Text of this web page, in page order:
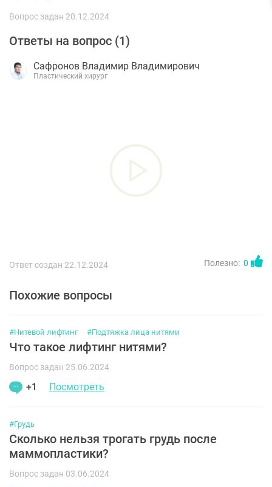
Вопрос задан 20.12.2024
Ответы на вопрос (1)
Сафронов Владимир Владимирович
Пластический хирург
Ответ создан 22.12.2024 Полезно: 0
Похожие вопросы
#Нитевой лифтинг #Подтяжка лица нитями
Что такое лифтинг нитями?
Вопрос задан 25.06.2024
+1 Посмотреть
#Грудь
Сколько нельзя трогать грудь после
маммопластики?
Вопрос задан 03.06.2024